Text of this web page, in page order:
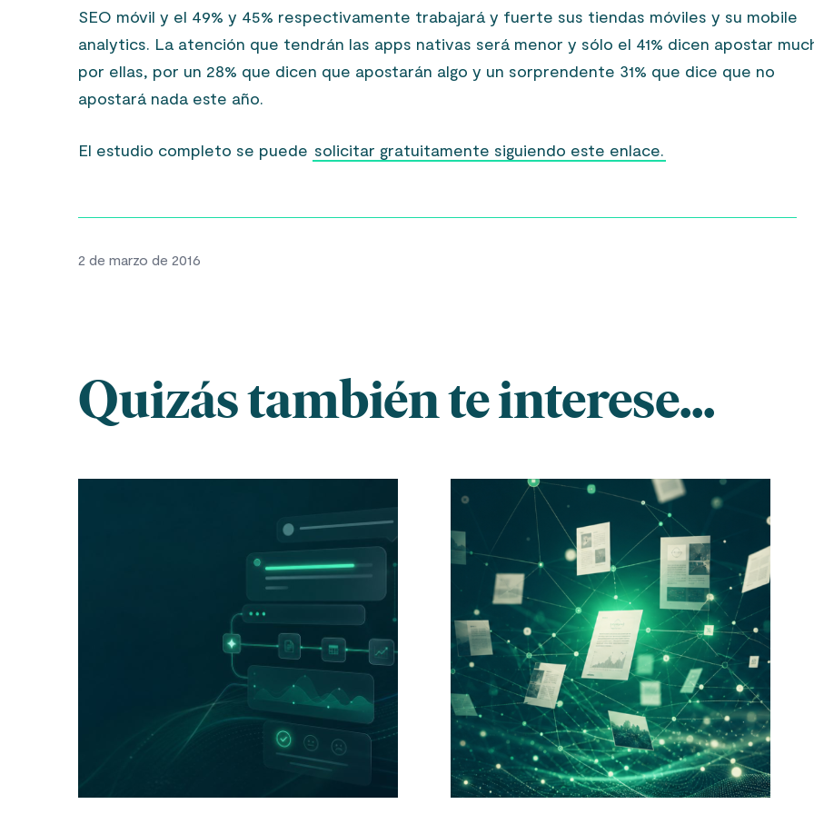
SEO móvil y el 49% y 45% respectivamente trabajará y fuerte sus tiendas móviles y su mobile
analytics. La atención que tendrán las apps nativas será menor y sólo el 41% dicen apostar
por ellas, por un 28% que dicen que apostarán algo y un sorprendente 31% que dice que no
apostará nada este año.
El estudio completo se puede solicitar gratuitamente siguiendo este enlace.
2 de marzo de 2016
Quizás también te interese...